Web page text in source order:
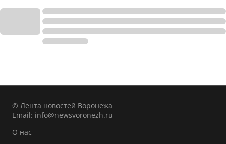
© Лента новостей Воронежа
Email: info@newsvoronezh.ru
О нас